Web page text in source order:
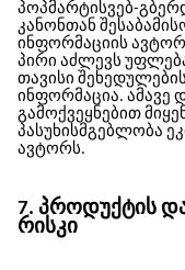
პოპმარტისვებ-
კანონთან
ინფორმაციის
პირი აძლევს
თავისი
ინფორმაცია. ამავე
გამოქვეყნებით
პასუხისმგებლობა
ავტორს.
7. პროდუქტის
რისკი